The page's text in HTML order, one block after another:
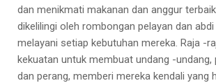
dan menikmati makanan dan anggur
dikelilingi oleh rombongan pelayan dan
melayani setiap kebutuhan mereka. Raja -
kekuatan untuk membuat undang -undang,
dan perang, memberi mereka kendali yang